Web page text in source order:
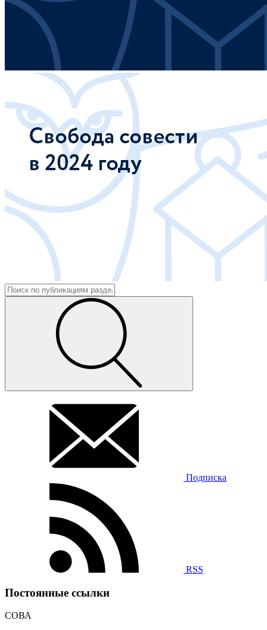
Подписка
RSS
Постоянные ссылки
СОВА